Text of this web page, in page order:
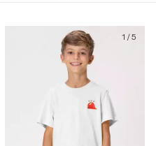
1 /5